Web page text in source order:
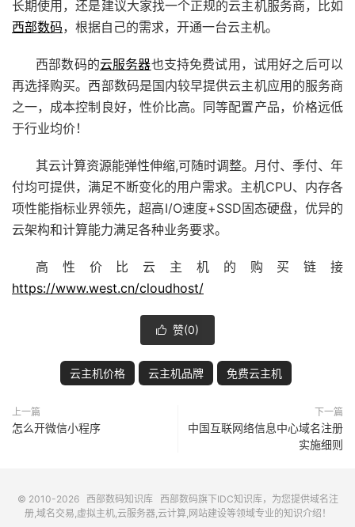
长期使用，还是建议大家找一个正规的云主机服务商，比如
西部数码，根据自己的需求，开通一台云主机。
西部数码的云服务器也支持免费试用，试用好之后可以
再选择购买。西部数码是国内较早提供云主机应用的服务商
之一，成本控制良好，性价比高。同等配置产品，价格远低
于行业均价！
其云计算资源能弹性伸缩,可随时调整。月付、季付、年
付均可提供，满足不断变化的用户需求。主机CPU、内存各
项性能指标业界领先，超高I/O速度+SSD固态硬盘，优异的
云架构和计算能力满足各种业务要求。
高性价比云主机的购买链接
https://www.west.cn/cloudhost/
 赞(0)
云主机价格 云主机品牌 免费云主机
上一篇
怎么开微信小程序
下一篇
中国互联网络信息中心域名注册
实施细则
© 2010-2026 西部数码知识库 西部数码旗下IDC知识库，为您提供域名注
册,域名交易,虚拟主机,云服务器,云计算,网站建设等领域专业的知识介绍！